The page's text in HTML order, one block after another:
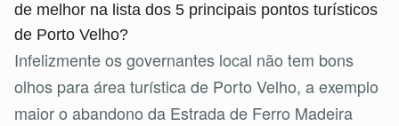
de melhor na lista dos 5 principais pontos turísticos
de Porto Velho?
Infelizmente os governantes local não tem bons
olhos para área turística de Porto Velho, a exemplo
maior o abandono da Estrada de Ferro Madeira